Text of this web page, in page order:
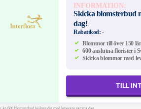
INFORMATION:
Skicka blomsterbud
dag!
Rabattkod: -
Blommor till över 150
600 anslutna florister i
Skicka blommor med
TILL